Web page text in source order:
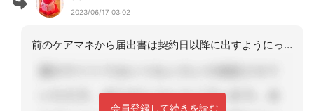
2023/06/17 03:02
前のケアマネから届出書は契約日以降に出すようにって言われていたのもあり当日に出さ
会員登録して続きを読む